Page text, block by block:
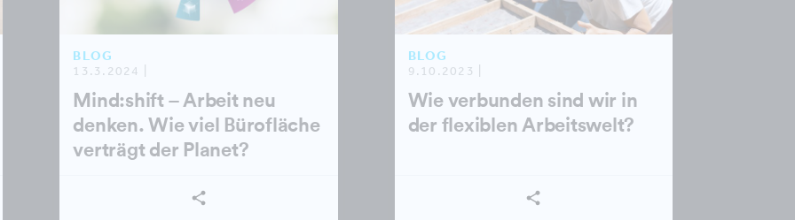
BLOG
13.3.2024 |
Mind:shift – Arbeit neu
denken. Wie viel Bürofläche
verträgt der Planet?
BLOG
9.10.2023 |
Wie verbunden sind wir in
der flexiblen Arbeitswelt?